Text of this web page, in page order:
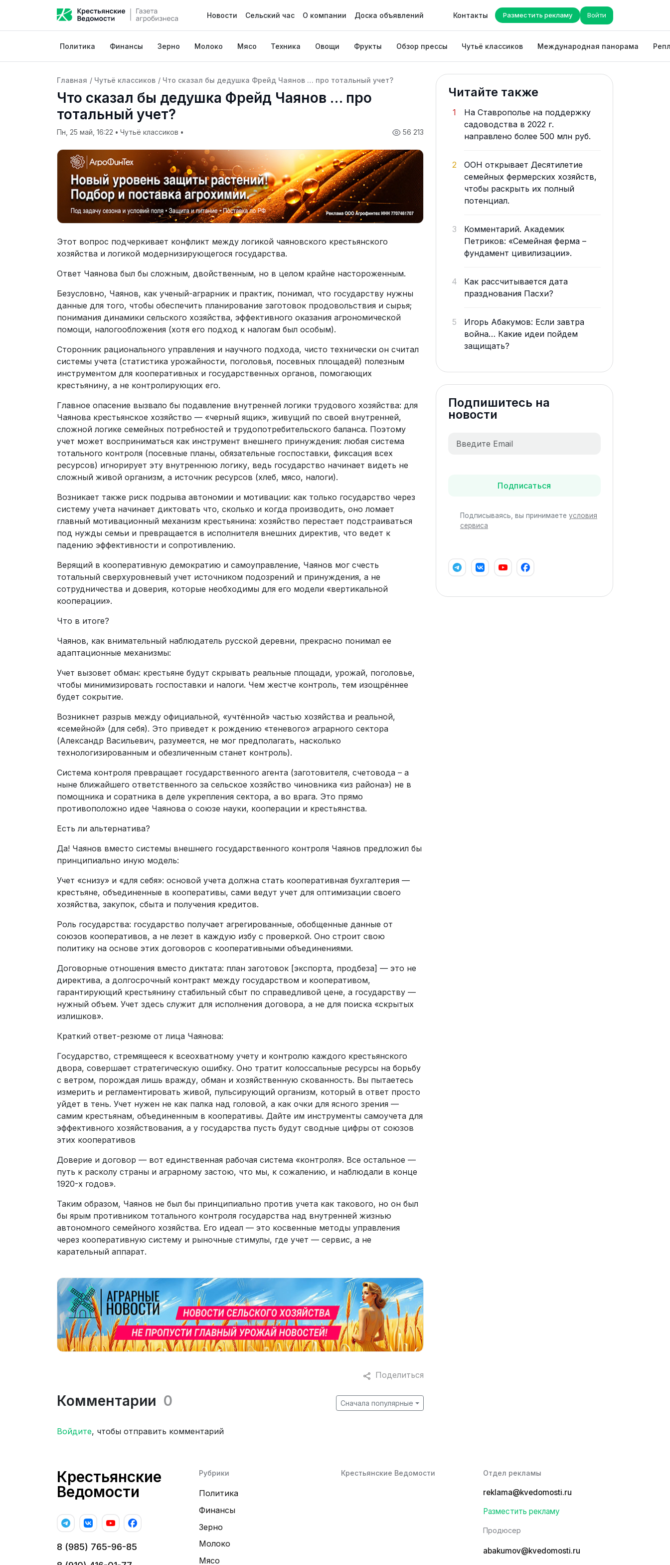
Новости Сельский час О компании Доска объявлений Контакты Разместить рекламу Войти
Политика Финансы Зерно Молоко Мясо Техника Овощи Фрукты Обзор прессы Чутьё классиков Международная панорама
Главная / Чутьё классиков / Что сказал бы дедушка Фрейд Чаянов … про тотальный учет?
Что сказал бы дедушка Фрейд Чаянов … про
тотальный учет?
56 213
Пн, 25 май, 16:22 • Чутьё классиков •
Этот вопрос подчеркивает конфликт между логикой чаяновского крестьянского
хозяйства и логикой модернизирующегося государства.
Ответ Чаянова был бы сложным, двойственным, но в целом крайне настороженным.
Безусловно, Чаянов, как ученый-аграрник и практик, понимал, что государству нужны
данные для того, чтобы обеспечить планирование заготовок продовольствия и сырья;
понимания динамики сельского хозяйства, эффективного оказания агрономической
помощи, налогообложения (хотя его подход к налогам был особым).
Сторонник рационального управления и научного подхода, чисто технически он считал
системы учета (статистика урожайности, поголовья, посевных площадей) полезным
инструментом для кооперативных и государственных органов, помогающих
крестьянину, а не контролирующих его.
Главное опасение вызвало бы подавление внутренней логики трудового хозяйства: для
Чаянова крестьянское хозяйство — «черный ящик», живущий по своей внутренней,
сложной логике семейных потребностей и трудопотребительского баланса. Поэтому
учет может восприниматься как инструмент внешнего принуждения: любая система
тотального контроля (посевные планы, обязательные госпоставки, фиксация всех
ресурсов) игнорирует эту внутреннюю логику, ведь государство начинает видеть не
сложный живой организм, а источник ресурсов (хлеб, мясо, налоги).
Возникает также риск подрыва автономии и мотивации: как только государство через
систему учета начинает диктовать что, сколько и когда производить, оно ломает
главный мотивационный механизм крестьянина: хозяйство перестает подстраиваться
под нужды семьи и превращается в исполнителя внешних директив, что ведет к
падению эффективности и сопротивлению.
Верящий в кооперативную демократию и самоуправление, Чаянов мог счесть
тотальный сверхуровневый учет источником подозрений и принуждения, а не
сотрудничества и доверия, которые необходимы для его модели «вертикальной
кооперации».
Что в итоге?
Чаянов, как внимательный наблюдатель русской деревни, прекрасно понимал ее
адаптационные механизмы:
Учет вызовет обман: крестьяне будут скрывать реальные площади, урожай, поголовье,
чтобы минимизировать госпоставки и налоги. Чем жестче контроль, тем изощрённее
будет сокрытие.
Возникнет разрыв между официальной, «учтённой» частью хозяйства и реальной,
«семейной» (для себя). Это приведет к рождению «теневого» аграрного сектора
(Александр Васильевич, разумеется, не мог предполагать, насколько
технологизированным и обезличенным станет контроль).
Система контроля превращает государственного агента (заготовителя, счетовода – а
ныне ближайшего ответственного за сельское хозяйство чиновника «из района») не в
помощника и соратника в деле укрепления сектора, а во врага. Это прямо
противоположно идее Чаянова о союзе науки, кооперации и крестьянства.
Есть ли альтернатива?
Да! Чаянов вместо системы внешнего государственного контроля Чаянов предложил бы
принципиально иную модель:
Учет «снизу» и «для себя»: основой учета должна стать кооперативная бухгалтерия —
крестьяне, объединенные в кооперативы, сами ведут учет для оптимизации своего
хозяйства, закупок, сбыта и получения кредитов.
Роль государства: государство получает агрегированные, обобщенные данные от
союзов кооперативов, а не лезет в каждую избу с проверкой. Оно строит свою
политику на основе этих договоров с кооперативными объединениями.
Договорные отношения вместо диктата: план заготовок [экспорта, продбеза] — это не
директива, а долгосрочный контракт между государством и кооперативом,
гарантирующий крестьянину стабильный сбыт по справедливой цене, а государству —
нужный объем. Учет здесь служит для исполнения договора, а не для поиска «скрытых
излишков».
Краткий ответ-резюме от лица Чаянова:
Государство, стремящееся к всеохватному учету и контролю каждого крестьянского
двора, совершает стратегическую ошибку. Оно тратит колоссальные ресурсы на борьбу
с ветром, порождая лишь вражду, обман и хозяйственную скованность. Вы пытаетесь
измерить и регламентировать живой, пульсирующий организм, который в ответ просто
уйдет в тень. Учет нужен не как палка над головой, а как очки для ясного зрения —
самим крестьянам, объединенным в кооперативы. Дайте им инструменты самоучета для
эффективного хозяйствования, а у государства пусть будут сводные цифры от союзов
этих кооперативов
Доверие и договор — вот единственная рабочая система «контроля». Все остальное —
путь к расколу страны и аграрному застою, что мы, к сожалению, и наблюдали в конце
1920-х годов».
Таким образом, Чаянов не был бы принципиально против учета как такового, но он был
бы ярым противником тотального контроля государства над внутренней жизнью
автономного семейного хозяйства. Его идеал — это косвенные методы управления
через кооперативную систему и рыночные стимулы, где учет — сервис, а не
карательный аппарат.
Поделиться
Комментарии 0 Сначала популярные
Войдите, чтобы отправить комментарий
Читайте также
1
На Ставрополье на поддержку
садоводства в 2022 г.
направлено более 500 млн руб.
2
ООН открывает Десятилетие
семейных фермерских хозяйств,
чтобы раскрыть их полный
потенциал.
3
Комментарий. Академик
Петриков: «Семейная ферма –
фундамент цивилизации».
4
Как рассчитывается дата
празднования Пасхи?
5
Игорь Абакумов: Если завтра
война… Какие идеи пойдем
защищать?
Подпишитесь на
новости
Подписаться
Подписываясь, вы принимаете условия
сервиса
Крестьянские
Ведомости
8 (985) 765-96-85
Рубрики
Политика
Финансы
Зерно
Молоко
Мясо
Крестьянские Ведомости Отдел рекламы
reklama@kvedomosti.ru
Разместить рекламу
Продюсер
abakumov@kvedomosti.ru